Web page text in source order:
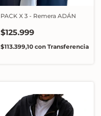
PACK X 3 - Remera ADÁN
$125.999
$113.399,10 con Transferencia